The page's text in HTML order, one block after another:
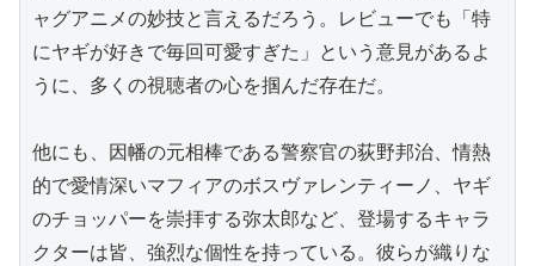
ャグアニメの妙技と言えるだろう。レビューでも「特
にヤギが好きで毎回可愛すぎた」という意見があるよ
うに、多くの視聴者の心を掴んだ存在だ。
他にも、因幡の元相棒である警察官の荻野邦治、情熱
的で愛情深いマフィアのボスヴァレンティーノ、ヤギ
のチョッパーを崇拝する弥太郎など、登場するキャラ
クターは皆、強烈な個性を持っている。彼らが織りな